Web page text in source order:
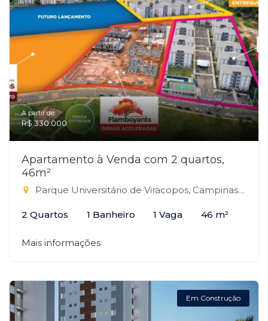
A partir de:
R$ 330.000
Apartamento à Venda com 2 quartos,
46m²
Parque Universitário de Viracopos, Campinas-SP
2 Quartos 1 Banheiro 1 Vaga 46 m²
Mais informações
Em Construção